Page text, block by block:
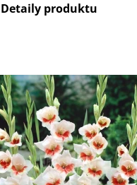
Detaily produktu